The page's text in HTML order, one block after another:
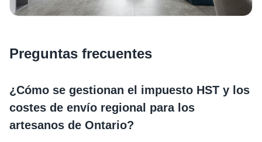
Preguntas frecuentes
¿Cómo se gestionan el impuesto HST y los
costes de envío regional para los
artesanos de Ontario?